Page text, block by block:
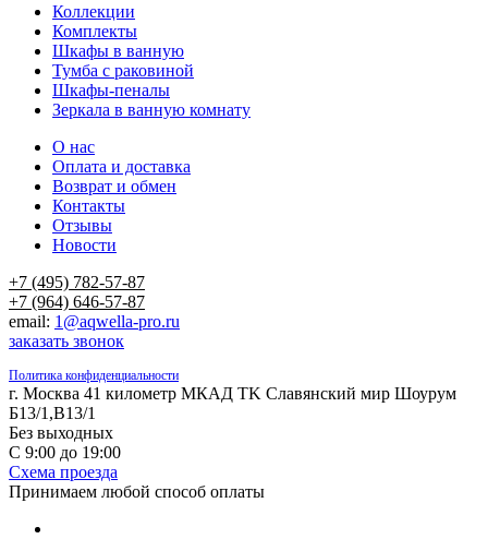
Коллекции
Комплекты
Шкафы в ванную
Тумба с раковиной
Шкафы-пеналы
Зеркала в ванную комнату
О нас
Оплата и доставка
Возврат и обмен
Контакты
Отзывы
Новости
+7 (495) 782-57-87
+7 (964) 646-57-87
email: 1@aqwella-pro.ru
заказать звонок
Политика конфиденциальности
г. Москва 41 километр МКАД TK Славянский мир Шоурум
Б13/1,В13/1
Без выходных
С 9:00 до 19:00
Схема проезда
Принимаем любой способ оплаты